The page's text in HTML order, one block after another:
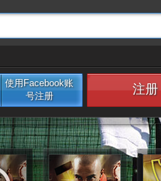
使用Facebook账
号注册
注册